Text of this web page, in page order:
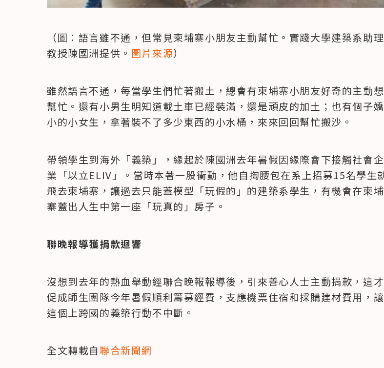
（圖：語言雖不通，但常見柬埔寨小朋友主動幫忙。實踐大學建築系助理
教授陳國洲提供。 圖片來源）
雖然語言不通，每當學生們忙著搬土，總會有柬埔寨小朋友好奇的主動想
幫忙。還有小男生明知道載土車已經裝滿，還是頑皮的加土；也有個子嬌
小的小女生，拿著裝不了多少東西的小水桶，來來回回幫忙搬沙。
帶領學生到海外「義築」，緣起於陳國洲去年暑假因緣際會下接觸社會企
業「以立ELIV」。當時本著一股衝動，他自掏腰包在系上招募15名學生
飛去柬埔寨，讓過去只能蓋模型「玩假的」的建築系學生，有機會在柬埔
寨蓋出人生中第一座「玩真的」房子。
聯晚報導獲捐款迴響
沒想到去年的熱血舉動經聯合晚報報導後，引來善心人士主動捐款，這才
促成師生團隊今年暑假順利籌募經費，支應機票住宿和採購建材費用，讓
這個上跨國的義築行動不中斷。
全文轉載自聯合新聞網